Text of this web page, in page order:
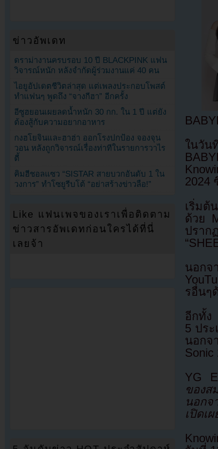
ในวัน
2024
เริ่มต้
ด้วย
ปราก
นอกจ
รอื่นๆ
อีกทั้ง
5 ปร
นอก
Sonic
YG
ของส
นอกจ
เปิดเ
ข่าวอัพเดท
ดราม่างานครบรอบ 10 ปี BLACKPINK แฟน
วิจารณ์หนัก หลังจำกัดผู้ร่วมงานแค่ 40 คน
ไอยูอัปเดตชีวิตล่าสุด แต่เพลงประกอบโพสต์
ทำแฟนๆ พูดถึง “จางกีฮา” อีกครั้ง
อีซูฮยอนเผยลดน้ำหนัก 30 กก. ใน 1 ปี แต่ยัง
ต้องสู้กับความอยากอาหาร
กงฮโยจินและฮาฮ่า ออกโรงปกป้อง จองจุน
วอน หลังถูกวิจารณ์เรื่องท่าทีในรายการวาไร
ตี้
คิมฮีชอลแซว “SISTAR สายบวกอันดับ 1 ใน
วงการ” ทำโซยูรีบโต้ “อย่าสร้างข่าวลือ!”
Like แฟนเพจของเราเพื่อติดตาม
ข่าวสารอัพเดทก่อนใครได้ที่นี่
เลยจ้า